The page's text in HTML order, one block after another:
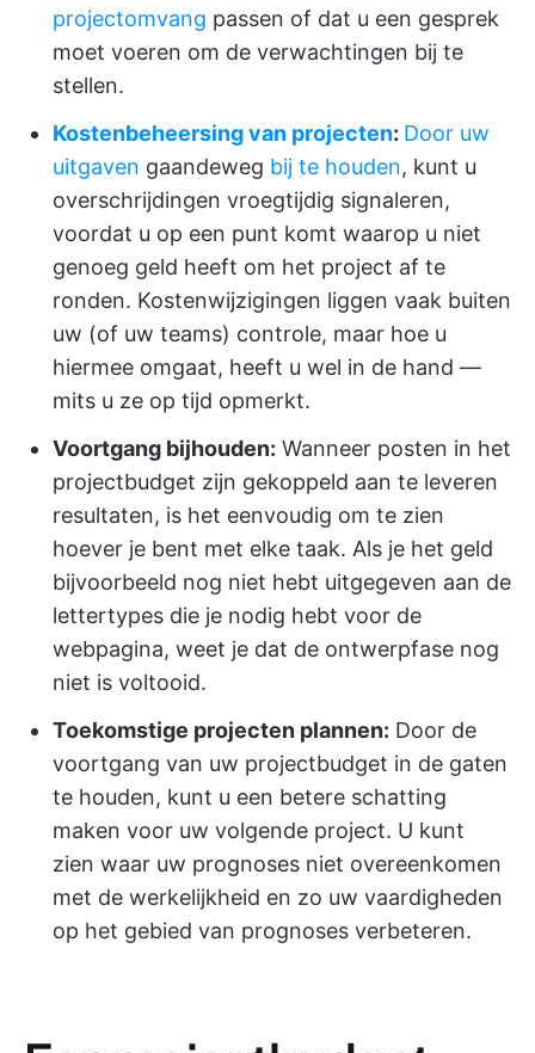
projectomvang passen of dat u een gesprek
moet voeren om de verwachtingen bij te
stellen.
Kostenbeheersing van projecten: Door uw
uitgaven gaandeweg bij te houden, kunt u
overschrijdingen vroegtijdig signaleren,
voordat u op een punt komt waarop u niet
genoeg geld heeft om het project af te
ronden. Kostenwijzigingen liggen vaak buiten
uw (of uw teams) controle, maar hoe u
hiermee omgaat, heeft u wel in de hand —
mits u ze op tijd opmerkt.
Voortgang bijhouden: Wanneer posten in het
projectbudget zijn gekoppeld aan te leveren
resultaten, is het eenvoudig om te zien
hoever je bent met elke taak. Als je het geld
bijvoorbeeld nog niet hebt uitgegeven aan de
lettertypes die je nodig hebt voor de
webpagina, weet je dat de ontwerpfase nog
niet is voltooid.
Toekomstige projecten plannen: Door de
voortgang van uw projectbudget in de gaten
te houden, kunt u een betere schatting
maken voor uw volgende project. U kunt
zien waar uw prognoses niet overeenkomen
met de werkelijkheid en zo uw vaardigheden
op het gebied van prognoses verbeteren.